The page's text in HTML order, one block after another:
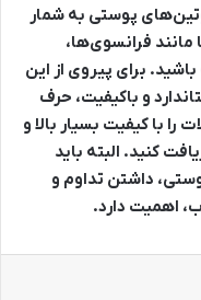
پوستی به شمار
مانند فرانسوی‌ها،
برای پیروی از این
و باکیفیت، حرف
با کیفیت بسیار بالا و
کنید. البته باید
داشتن تداوم و
اهمیت دارد.